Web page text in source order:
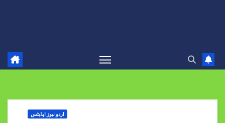
اردو نیوز اپڈیٹس